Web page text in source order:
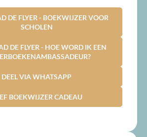
DE FLYER - BOEKWIJZER VOOR
SCHOLEN
DE FLYER - HOE WORD IK EEN
DEEL VIA WHATSAPP
BOEKWIJZER CADEAU